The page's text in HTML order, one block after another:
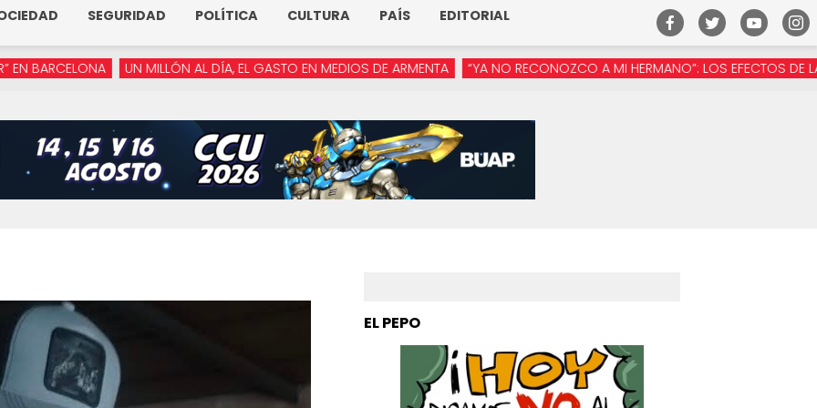
SEGURIDAD POLÍTICA CULTURA PAÍS
EDITORIAL
UN MILLÓN AL DÍA, EL GASTO EN MEDIOS DE ARMENTA “YA NO RECONOZCO A MI HERMANO”: LOS EFECTOS DE LA MANÓSFERA
EL PEPO